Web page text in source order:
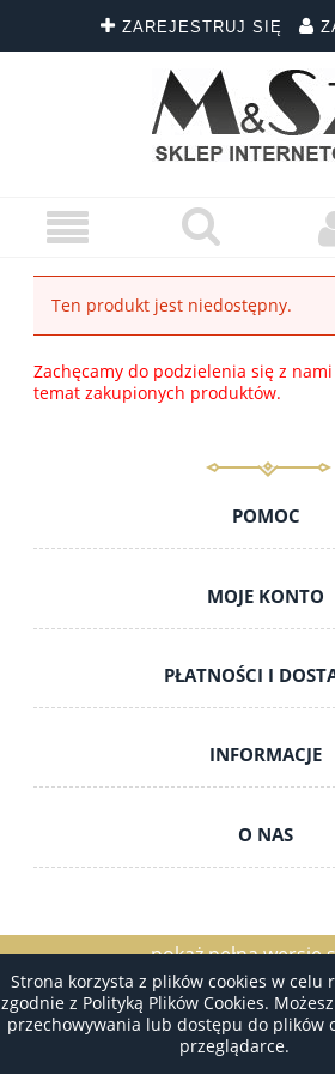
Strona korzysta z plików cookies w celu
zgodnie z Polityką Plików Cookies.
przechowywania lub dostępu do plików
przeglądarce.
ZAREJESTRUJ SIĘ
Ten produkt jest niedostępny.
Zachęcamy do podzielenia się z
temat zakupionych produktów.
POMOC
MOJE KONTO
PŁATNOŚCI I
INFORMACJE
O NAS
pokaż pełną wersję
Sklep internetowy